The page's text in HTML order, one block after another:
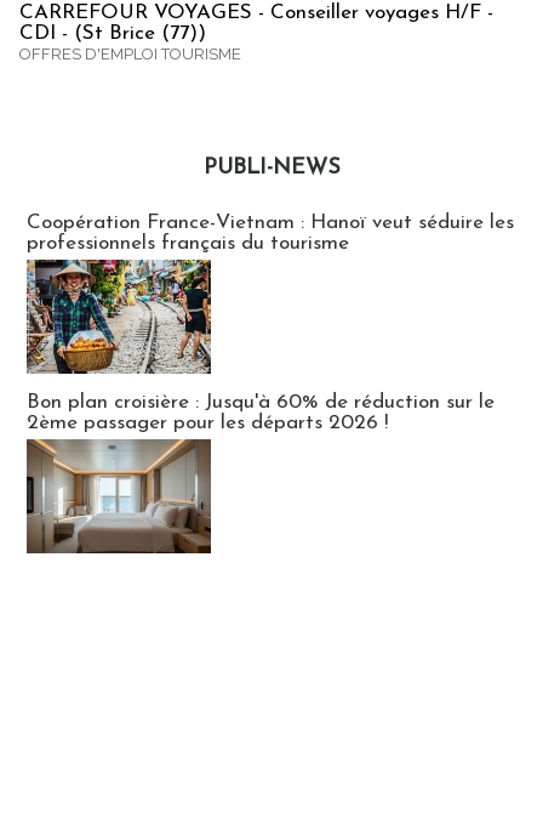
CARREFOUR VOYAGES - Conseiller voyages H/F -
CDI - (St Brice (77))
OFFRES D'EMPLOI TOURISME
PUBLI-NEWS
Coopération France-Vietnam : Hanoï veut séduire les
professionnels français du tourisme
Bon plan croisière : Jusqu'à 60% de réduction sur le
2ème passager pour les départs 2026 !